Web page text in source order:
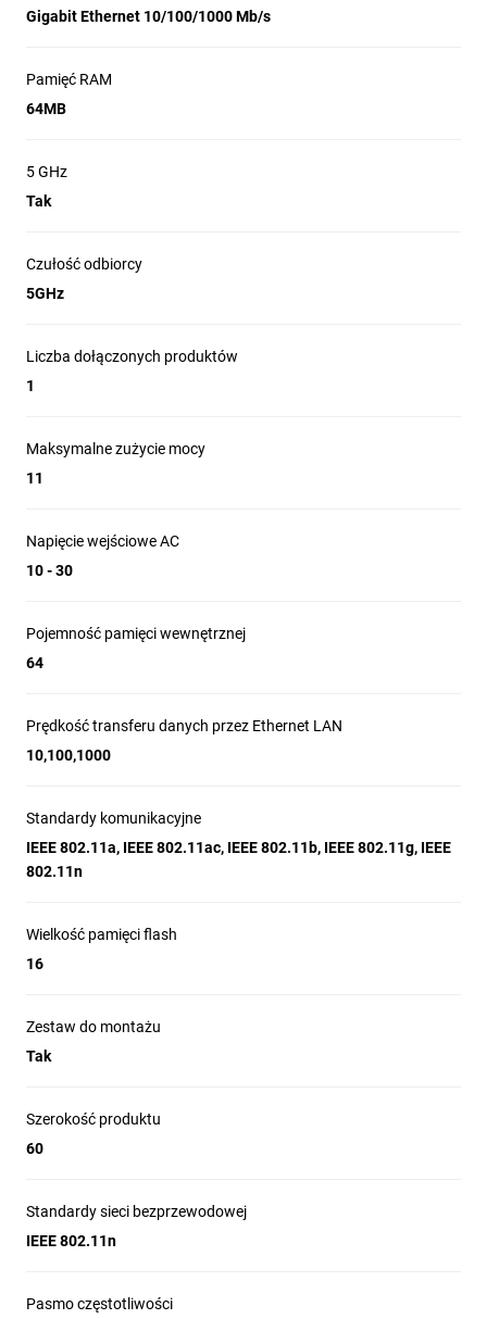
Gigabit Ethernet 10/100/1000 Mb/s
Pamięć RAM
64MB
5 GHz
Tak
Czułość odbiorcy
5GHz
Liczba dołączonych produktów
1
Maksymalne zużycie mocy
11
Napięcie wejściowe AC
10 - 30
Pojemność pamięci wewnętrznej
64
Prędkość transferu danych przez Ethernet LAN
10,100,1000
Standardy komunikacyjne
IEEE 802.11a, IEEE 802.11ac, IEEE 802.11b, IEEE 802.11g, IEEE
802.11n
Wielkość pamięci flash
16
Zestaw do montażu
Tak
Szerokość produktu
60
Standardy sieci bezprzewodowej
IEEE 802.11n
Pasmo częstotliwości